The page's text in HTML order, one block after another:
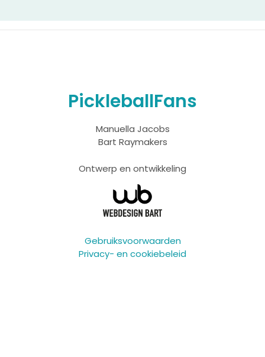
PickleballFans
Manuella Jacobs
Bart Raymakers
Ontwerp en ontwikkeling
Gebruiksvoorwaarden
Privacy- en cookiebeleid